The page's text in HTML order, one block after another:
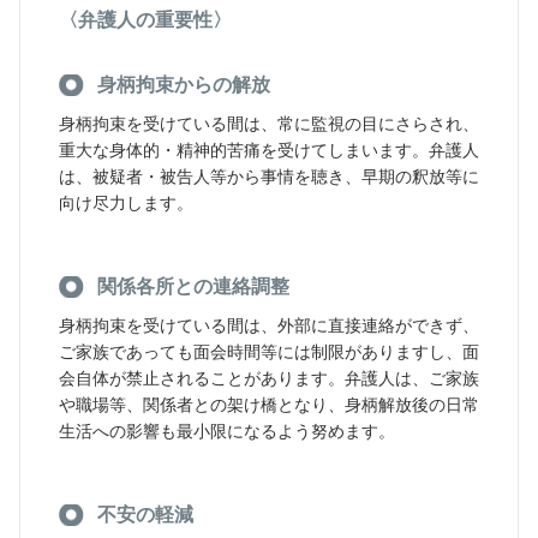
〈弁護人の重要性〉
身柄拘束からの解放
身柄拘束を受けている間は、常に監視の目にさらされ、
重大な身体的・精神的苦痛を受けてしまいます。弁護人
は、被疑者・被告人等から事情を聴き、早期の釈放等に
向け尽力します。
関係各所との連絡調整
身柄拘束を受けている間は、外部に直接連絡ができず、
ご家族であっても面会時間等には制限がありますし、面
会自体が禁止されることがあります。弁護人は、ご家族
や職場等、関係者との架け橋となり、身柄解放後の日常
生活への影響も最小限になるよう努めます。
不安の軽減